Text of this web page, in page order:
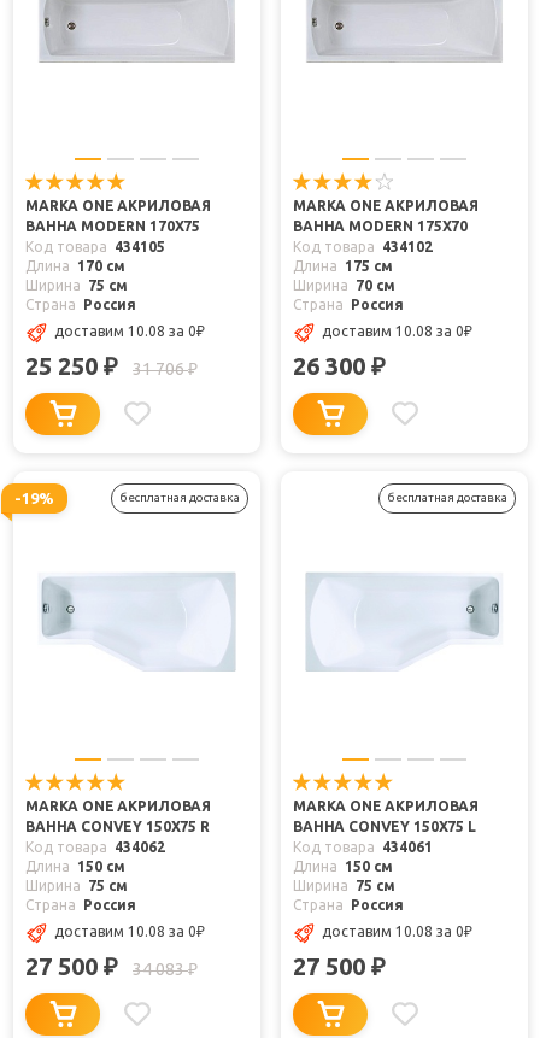
MARKA ONE АКРИЛОВАЯ
ВАННА MODERN 170X75
Код товара
434105
Длина
170 см
Ширина
75 см
Страна
Россия
доставим 10.08 за 0₽
25 250 ₽ 31 706₽
MARKA ONE АКРИЛОВАЯ
ВАННА MODERN 175X70
Код товара
434102
Длина
175 см
Ширина
70 см
Страна
Россия
доставим 10.08 за 0₽
26 300 ₽
-19% бесплатная доставка
MARKA ONE АКРИЛОВАЯ
ВАННА CONVEY 150X75 R
Код товара
434062
Длина
150 см
Ширина
75 см
Страна
Россия
доставим 10.08 за 0₽
27 500 ₽ 34 083₽
бесплатная доставка
MARKA ONE АКРИЛОВАЯ
ВАННА CONVEY 150X75 L
Код товара
434061
Длина
150 см
Ширина
75 см
Страна
Россия
доставим 10.08 за 0₽
27 500 ₽